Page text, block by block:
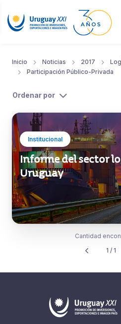
Inicio Noticias 2017
Participación Público-Privada
Ordenar por
Institucional
Informe del sector
Uruguay
Cantidad
1 / 1